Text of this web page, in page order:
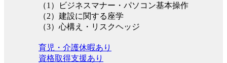
（1）ビジネスマナー・パソコン基本操作
（2）建設に関する座学
（3）心構え・リスクヘッジ
育児・介護休暇あり
資格取得支援あり